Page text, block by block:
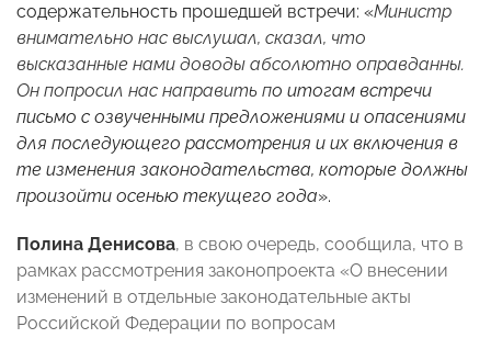
содержательность прошедшей встречи: «Министр
внимательно нас выслушал, сказал, что
высказанные нами доводы абсолютно оправданны.
Он попросил нас направить по итогам встречи
письмо с озвученными предложениями и опасениями
для последующего рассмотрения и их включения в
те изменения законодательства, которые должны
произойти осенью текущего года».
Полина Денисова, в свою очередь, сообщила, что в
рамках рассмотрения законопроекта «О внесении
изменений в отдельные законодательные акты
Российской Федерации по вопросам